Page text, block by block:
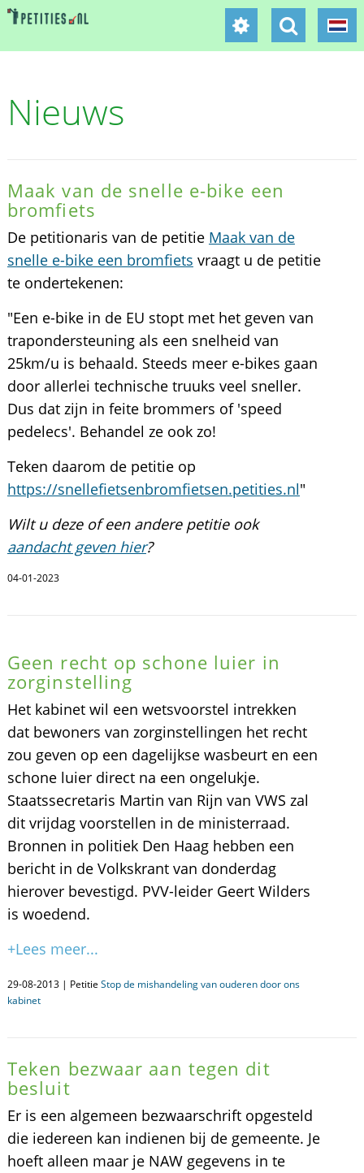
Nieuws
Maak van de snelle e-bike een
bromfiets
De petitionaris van de petitie Maak van de
snelle e-bike een bromfiets vraagt u de petitie
te ondertekenen:
"Een e-bike in de EU stopt met het geven van
trapondersteuning als een snelheid van
25km/u is behaald. Steeds meer e-bikes gaan
door allerlei technische truuks veel sneller.
Dus dat zijn in feite brommers of 'speed
pedelecs'. Behandel ze ook zo!
Teken daarom de petitie op
https://snellefietsenbromfietsen.petities.nl"
Wilt u deze of een andere petitie ook
aandacht geven hier?
04-01-2023
Geen recht op schone luier in
zorginstelling
Het kabinet wil een wetsvoorstel intrekken
dat bewoners van zorginstellingen het recht
zou geven op een dagelijkse wasbeurt en een
schone luier direct na een ongelukje.
Staatssecretaris Martin van Rijn van VWS zal
dit vrijdag voorstellen in de ministerraad.
Bronnen in politiek Den Haag hebben een
bericht in de Volkskrant van donderdag
hierover bevestigd. PVV-leider Geert Wilders
is woedend.
+Lees meer...
29-08-2013 | Petitie Stop de mishandeling van ouderen door ons
kabinet
Teken bezwaar aan tegen dit
besluit
Er is een algemeen bezwaarschrift opgesteld
die iedereen kan indienen bij de gemeente. Je
hoeft alleen maar je NAW gegevens in te